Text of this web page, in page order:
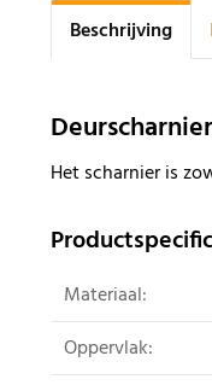
Beschrijving
Het scharnier is
Materiaal:
Oppervlak: